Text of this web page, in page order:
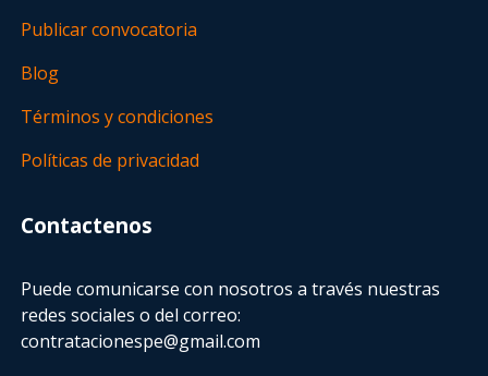
Publicar convocatoria
Blog
Términos y condiciones
Políticas de privacidad
Contactenos
Puede comunicarse con nosotros a través nuestras
redes sociales o del correo:
contratacionespe@gmail.com